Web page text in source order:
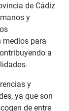
de Cádiz
y
medios para
a
y
ya que son
de entre